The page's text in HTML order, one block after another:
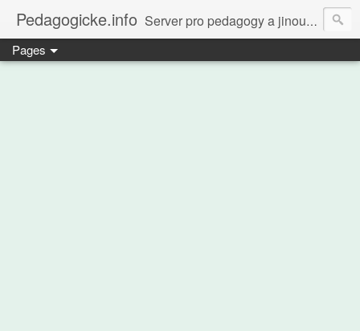
Pedagogicke.info Server pro pedagogy a jinou zvířenu
Pages